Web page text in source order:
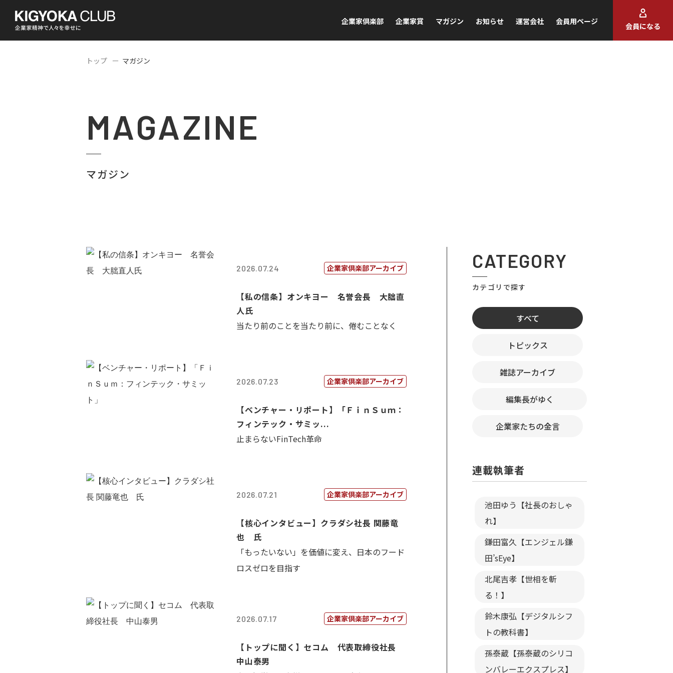
企業家倶楽部 企業家賞 マガジン お知らせ 運営会社 会員用ページ
会員になる
トップ マガジン
MAGAZINE
マガジン
2026.07.24 企業家倶楽部アーカイブ
【私の信条】オンキヨー 名誉会長 大朏直
人氏
当たり前のことを当たり前に、倦むことなく
2026.07.23 企業家倶楽部アーカイブ
【ベンチャー・リポート】「ＦｉｎＳｕｍ：
フィンテック・サミッ...
止まらないFinTech革命
2026.07.21 企業家倶楽部アーカイブ
【核心インタビュー】クラダシ社長 関藤竜
也 氏
「もったいない」を価値に変え、日本のフード
ロスゼロを目指す
2026.07.17 企業家倶楽部アーカイブ
【トップに聞く】セコム 代表取締役社長
中山泰男
CATEGORY
カテゴリで探す
すべて
トピックス
雑誌アーカイブ
編集長がゆく
企業家たちの金言
連載執筆者
池田ゆう【社長のおしゃ
れ】
鎌田富久【エンジェル鎌
田’sEye】
北尾吉孝【世相を斬
る！】
鈴木康弘【デジタルシフ
トの教科書】
孫泰蔵【孫泰蔵のシリコ
ンバレーエクスプレス】